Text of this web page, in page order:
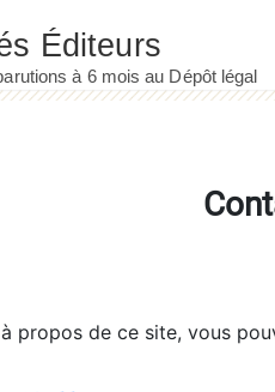
propos de ce site, vous